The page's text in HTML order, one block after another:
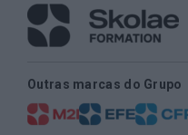
Outras marcas do Grupo